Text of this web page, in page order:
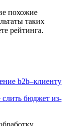
похожие
таких
рейтинга.
b2b–клиенту
бюджет из-